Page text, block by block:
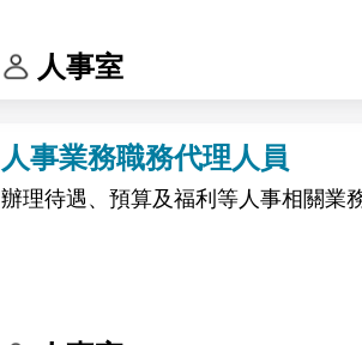
人事室
人事業務職務代理人員
辦理待遇、預算及福利等人事相關業務